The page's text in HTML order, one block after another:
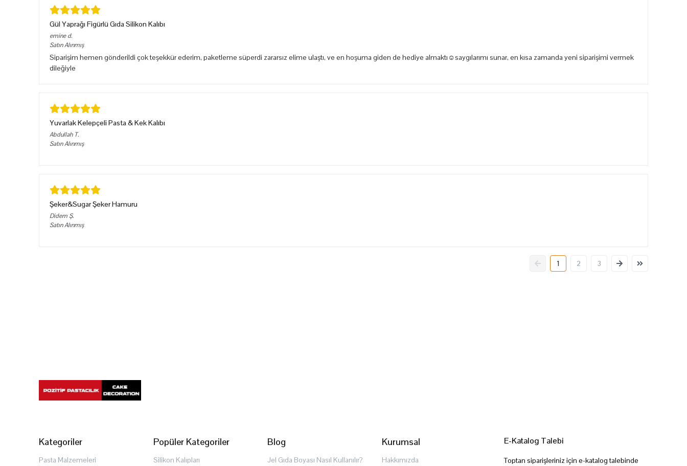
Gül Yaprağı Figürlü Gıda Silikon Kalıbı
emine d.
Satın Alınmış
Siparişim hemen gönderildi çok teşekkür ederim, paketleme süperdi zararsız elime ulaştı, ve en hoşuma giden de hediye almaktı☺️saygılarımı sunar, en kısa zamanda yeni siparişimi vermek
dileğiyle
Yuvarlak Kelepçeli Pasta & Kek Kalıbı
Abdullah T.
Satın Alınmış
Şeker&Sugar Şeker Hamuru
Didem Ş.
Satın Alınmış
1 2 3
Kategoriler
Pasta Malzemeleri
Popüler Kategoriler
Silikon Kalıpları
Blog
Jel Gıda Boyası Nasıl Kullanılır?
Kurumsal
Hakkımızda
E-Katalog Talebi
Toptan siparişleriniz için e-katalog talebinde